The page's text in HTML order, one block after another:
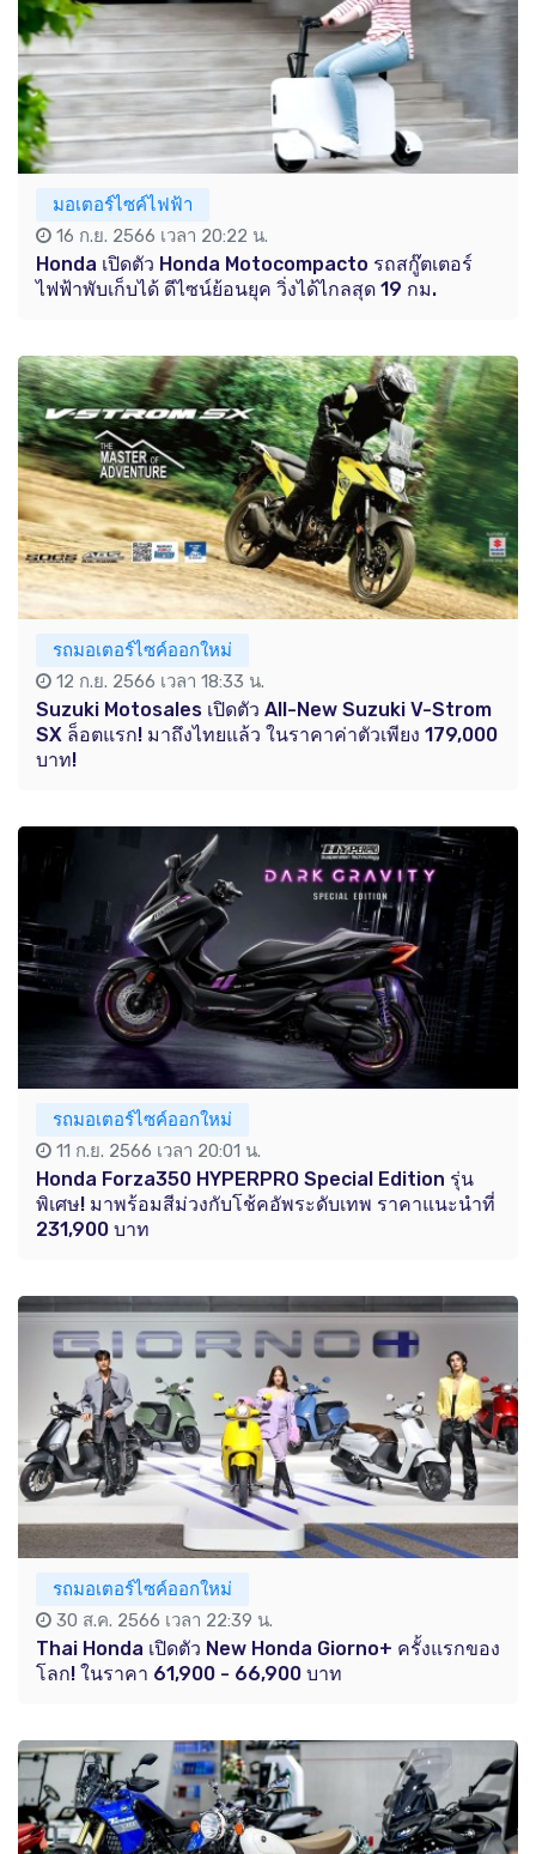
มอเตอร์ไซค์ไฟฟ้า
16 ก.ย. 2566 เวลา 20:22 น.
Honda เปิดตัว Honda Motocompacto รถสกู๊ตเตอร์
ไฟฟ้าพับเก็บได้ ดีไซน์ย้อนยุค วิ่งได้ไกลสุด 19 กม.
รถมอเตอร์ไซค์ออกใหม่
12 ก.ย. 2566 เวลา 18:33 น.
Suzuki Motosales เปิดตัว All-New Suzuki V-Strom
SX ล็อตแรก! มาถึงไทยแล้ว ในราคาค่าตัวเพียง 179,000
บาท!
รถมอเตอร์ไซค์ออกใหม่
11 ก.ย. 2566 เวลา 20:01 น.
Honda Forza350 HYPERPRO Special Edition รุ่น
พิเศษ! มาพร้อมสีม่วงกับโช้คอัพระดับเทพ ราคาแนะนำที่
231,900 บาท
รถมอเตอร์ไซค์ออกใหม่
30 ส.ค. 2566 เวลา 22:39 น.
Thai Honda เปิดตัว New Honda Giorno+ ครั้งแรกของ
โลก! ในราคา 61,900 - 66,900 บาท